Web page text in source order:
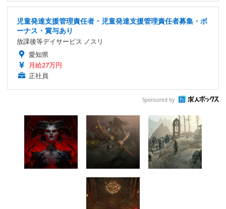
児童発達支援管理責任者・児童発達支援管理責任者募集・ボ
ーナス・賞与あり
放課後等デイサービス ノスリ
愛知県
月給27万円
正社員
Sponsored by